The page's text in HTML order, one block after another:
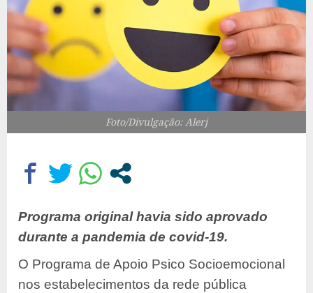
Foto/Divulgação: Alerj
Programa original havia sido aprovado
durante a pandemia de covid-19.
O Programa de Apoio Psico Socioemocional
nos estabelecimentos da rede pública